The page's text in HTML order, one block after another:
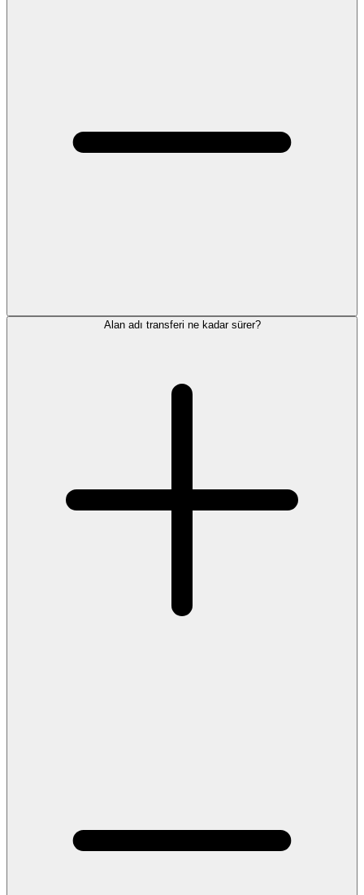
Alan adı transferi ne kadar sürer?